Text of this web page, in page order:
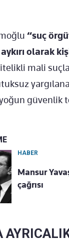
“suç
olarak
mali
güvenlik
HABER
Mansur
çağrısı